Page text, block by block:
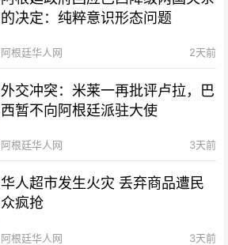
的决定：纯粹意识形态问题
阿根廷华人网 2天前
外交冲突：米莱一再批评卢拉，巴
西暂不向阿根廷派驻大使
阿根廷华人网 3天前
华人超市发生火灾 丢弃商品遭民
众疯抢
阿根廷华人网 3天前